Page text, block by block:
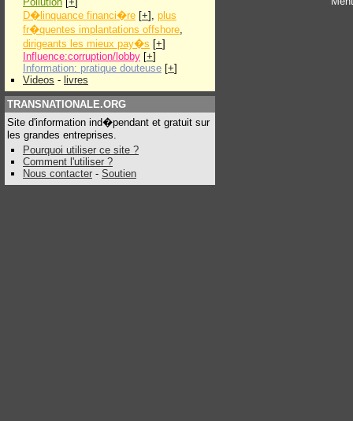
D�linquance financi�re [+], plus
fr�quentes implantations offshore,
dirigeants les mieux pay�s [+]
Influence:corruption/lobby [+]
Information: pratique douteuse [+]
Videos - livres
TRANSNATIONALE.ORG
Site d'information ind�pendant et gratuit sur
les grandes entreprises.
Pourquoi utiliser ce site ?
Comment l'utiliser ?
Nous contacter - Soutien